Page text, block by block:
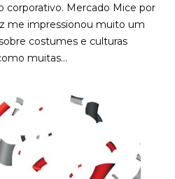
corporativo. Mercado Mice por
me impressionou muito um
costumes e culturas
muitas...